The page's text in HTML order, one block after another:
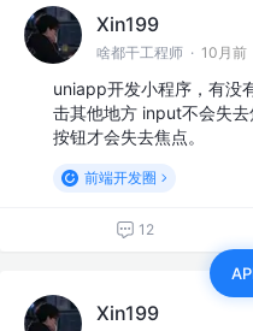
Xin199
啥都干工程师 · 10月前
uniapp开发小程序，有没
击其他地方 input不会失
按钮才会失去焦点。
前端开发圈
12
Xin199